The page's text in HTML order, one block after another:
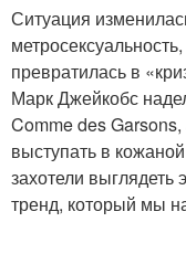
Ситуация
превратилась в
Марк Джейкобс
Comme des
выступать в
захотели
тренд, который мы